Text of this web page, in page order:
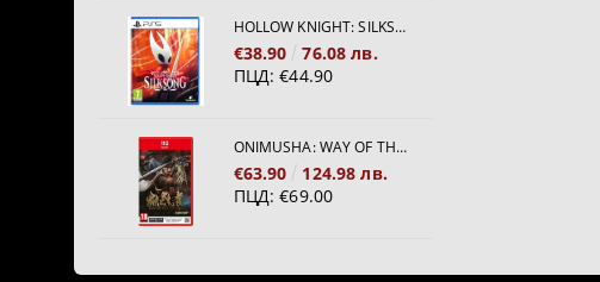
HOLLOW KNIGHT: SILKSONG [PS5]
€38.90
76.08 лв.
ПЦД: €44.90
ONIMUSHA: WAY OF THE SWORD [NINTENDO SWITCH 2]
€63.90
124.98 лв.
ПЦД: €69.00